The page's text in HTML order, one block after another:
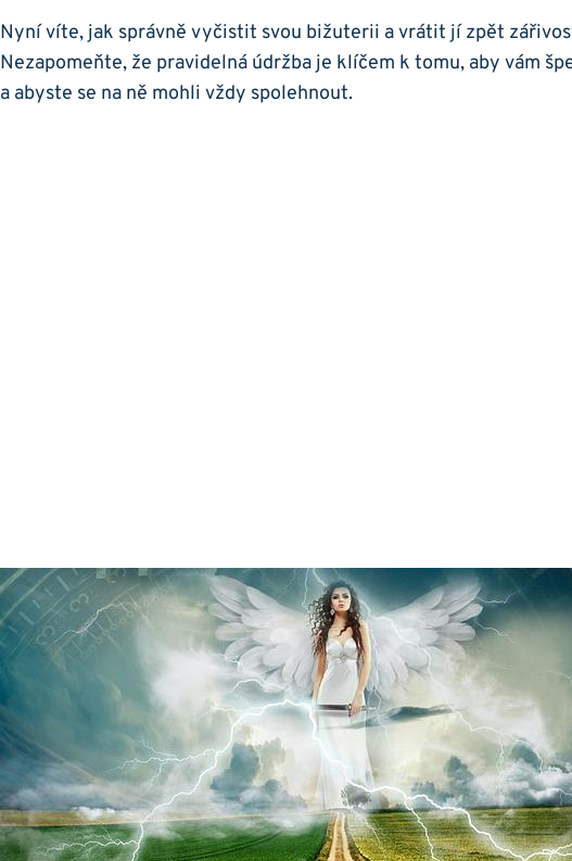
Nyní víte,​ jak správně vyčistit svou bižuterii a⁢ vrátit jí zpět
Nezapomeňte, že pravidelná údržba je klíčem k tomu, aby vám
a abyste ​se na ně mohli vždy spolehnout.